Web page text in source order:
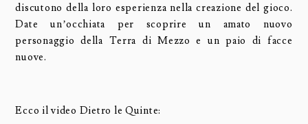
discutono della loro esperienza nella creazione del gioco.
Date un’occhiata per scoprire un amato nuovo
personaggio della Terra di Mezzo e un paio di facce
nuove.
Ecco il video Dietro le Quinte: